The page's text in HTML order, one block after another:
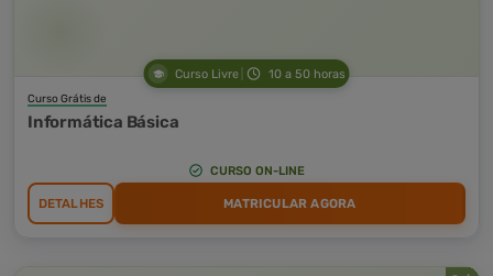
Curso Livre 10 a 50 horas
Curso Grátis de
Informática Básica
CURSO ON-LINE
DETALHES MATRICULAR AGORA